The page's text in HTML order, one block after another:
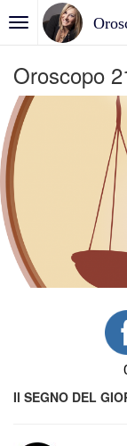
Oroscopo
Il SEGNO DEL